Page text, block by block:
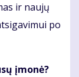
ir nau­jų
po
įmo­nė?